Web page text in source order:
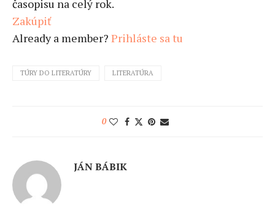
časopisu na celý rok.
Zakúpiť
Already a member? Prihláste sa tu
TÚRY DO LITERATÚRY LITERATÚRA
0
JÁN BÁBIK